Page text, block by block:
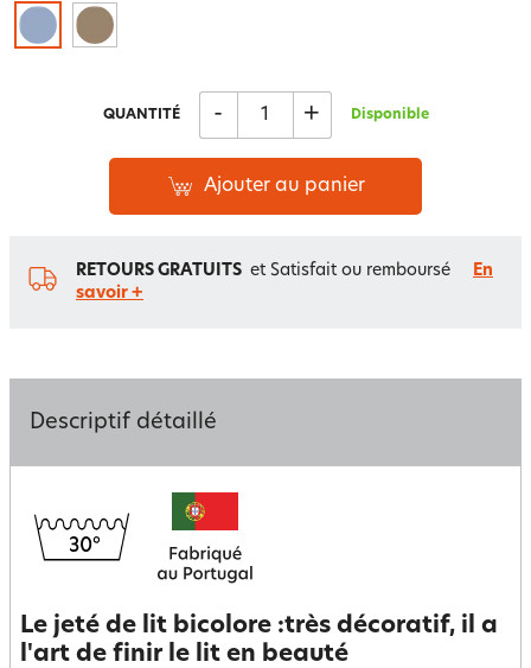
QUANTITÉ - + Disponible
Ajouter au panier
RETOURS GRATUITS et Satisfait ou remboursé
En
savoir +
Descriptif détaillé
Le jeté de lit bicolore :très décoratif, il a
l'art de finir le lit en beauté